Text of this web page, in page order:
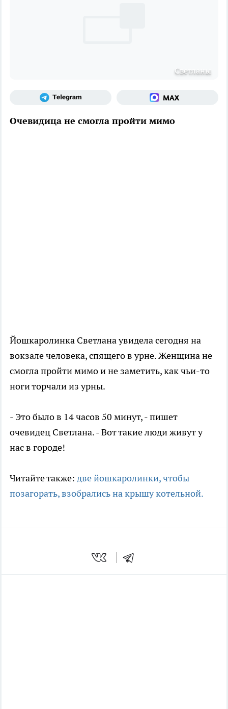
Светланы
Очевидица не смогла пройти мимо
Йошкаролинка Светлана увидела сегодня на
вокзале человека, спящего в урне. Женщина не
смогла пройти мимо и не заметить, как чьи-то
ноги торчали из урны.
- Это было в 14 часов 50 минут, - пишет
очевидец Светлана. - Вот такие люди живут у
нас в городе!
Читайте также: две йошкаролинки, чтобы
позагорать, взобрались на крышу котельной.